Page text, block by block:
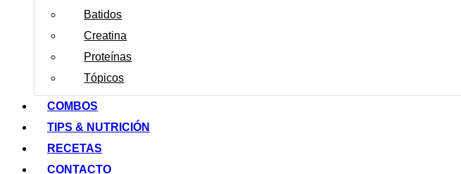
Batidos
Creatina
Proteínas
Tópicos
COMBOS
TIPS & NUTRICIÓN
RECETAS
CONTACTO